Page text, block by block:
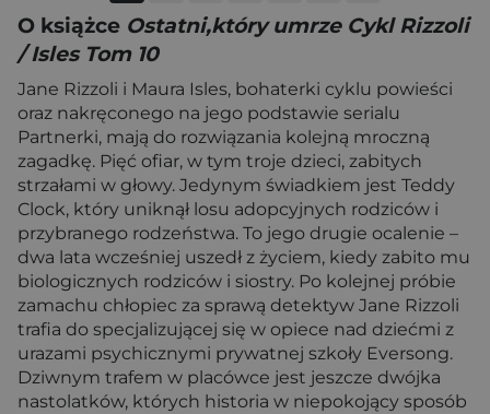
O książce Ostatni,który umrze Cykl Rizzoli
/ Isles Tom 10
Jane Rizzoli i Maura Isles, bohaterki cyklu powieści
oraz nakręconego na jego podstawie serialu
Partnerki, mają do rozwiązania kolejną mroczną
zagadkę. Pięć ofiar, w tym troje dzieci, zabitych
strzałami w głowy. Jedynym świadkiem jest Teddy
Clock, który uniknął losu adopcyjnych rodziców i
przybranego rodzeństwa. To jego drugie ocalenie –
dwa lata wcześniej uszedł z życiem, kiedy zabito mu
biologicznych rodziców i siostry. Po kolejnej próbie
zamachu chłopiec za sprawą detektyw Jane Rizzoli
trafia do specjalizującej się w opiece nad dziećmi z
urazami psychicznymi prywatnej szkoły Eversong.
Dziwnym trafem w placówce jest jeszcze dwójka
nastolatków, których historia w niepokojący sposób